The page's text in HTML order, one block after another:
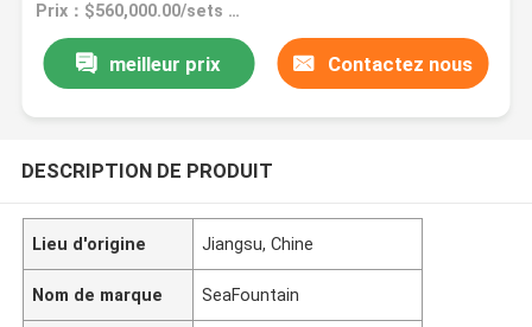
Prix：$560,000.00/sets >=1 sets
meilleur prix Contactez nous
DESCRIPTION DE PRODUIT
Lieu d'origine Jiangsu, Chine
Nom de marque SeaFountain